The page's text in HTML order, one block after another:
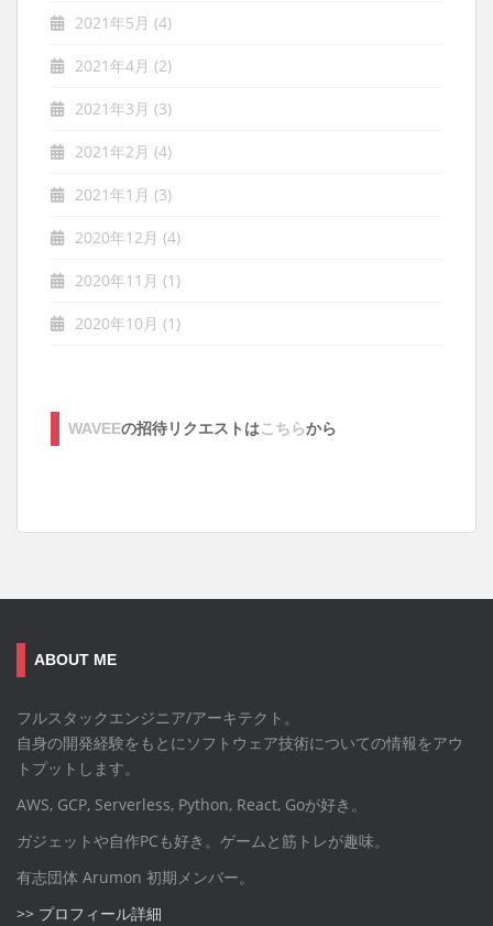
2021年5月 (4)
2021年4月 (2)
2021年3月 (3)
2021年2月 (4)
2021年1月 (3)
2020年12月 (4)
2020年11月 (1)
2020年10月 (1)
WAVEEの招待リクエストはこちらから
ABOUT ME
フルスタックエンジニア/アーキテクト。
自身の開発経験をもとにソフトウェア技術についての情報をアウ
トプットします。
AWS, GCP, Serverless, Python, React, Goが好き。
ガジェットや自作PCも好き。ゲームと筋トレが趣味。
有志団体 Arumon 初期メンバー。
>> プロフィール詳細